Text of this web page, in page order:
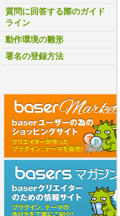
質問に回答する際のガイド
ライン
動作環境の雛形
署名の登録方法